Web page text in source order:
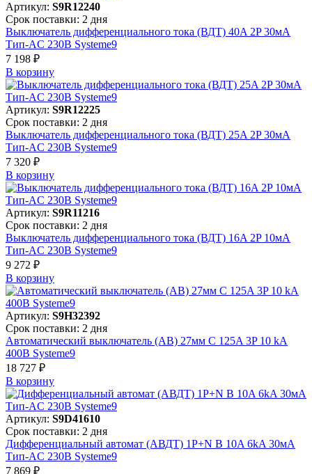
Артикул: S9R12240
Срок поставки: 2 дня
Выключатель дифференциального тока (ВДТ) 40A 2P 30мА
Тип-AC 230В Systeme9
7 198 ₽
В корзинy
Артикул: S9R12225
Срок поставки: 2 дня
Выключатель дифференциального тока (ВДТ) 25A 2P 30мА
Тип-AC 230В Systeme9
7 320 ₽
В корзинy
Артикул: S9R11216
Срок поставки: 2 дня
Выключатель дифференциального тока (ВДТ) 16A 2P 10мА
Тип-AC 230В Systeme9
9 272 ₽
В корзинy
Артикул: S9H32392
Срок поставки: 2 дня
Автоматический выключатель (АВ) 27мм C 125A 3P 10 kA
400В Systeme9
18 727 ₽
В корзинy
Артикул: S9D41610
Срок поставки: 2 дня
Дифференциальный автомат (АВДТ) 1P+N B 10A 6kA 30мА
Тип-AC 230В Systeme9
7 869 ₽